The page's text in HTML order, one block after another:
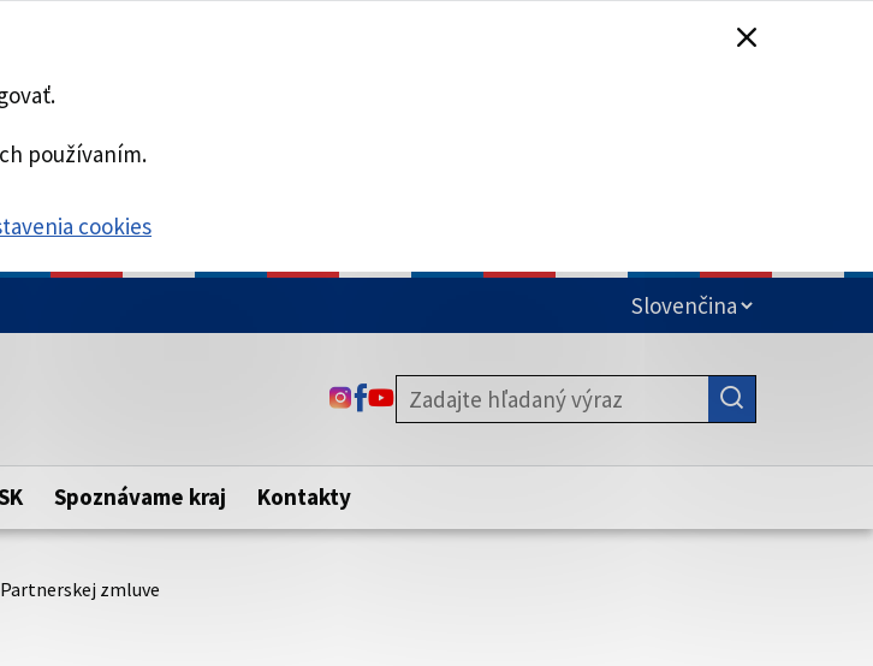
používaním.
cookies
Táto stránka je zabezpečená
zabezpečenú webovú stránku. Zabezpečená stránka vždy začína
https:// pred názvom domény webového sídla.
ODKAZ SA OTVORÍ NA NOVEJ KARTE
ODKAZ SA OTVORÍ NA NOVEJ KARTE
ODKAZ SA OTVORÍ NA NOVEJ KARTE
Spoznávame kraj Kontakty
zmluve